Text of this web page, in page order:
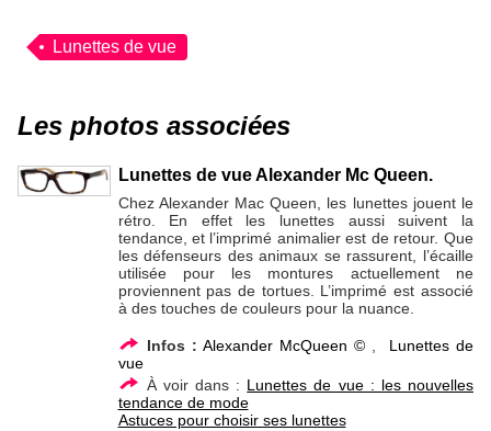
Lunettes de vue
Les photos associées
Lunettes de vue Alexander Mc Queen.
Chez Alexander Mac Queen, les lunettes jouent le
rétro. En effet les lunettes aussi suivent la
tendance, et l’imprimé animalier est de retour. Que
les défenseurs des animaux se rassurent, l’écaille
utilisée pour les montures actuellement ne
proviennent pas de tortues. L’imprimé est associé
à des touches de couleurs pour la nuance.
Infos : Alexander McQueen ©, Lunettes de
vue
À voir dans : Lunettes de vue : les nouvelles
tendance de mode
Astuces pour choisir ses lunettes